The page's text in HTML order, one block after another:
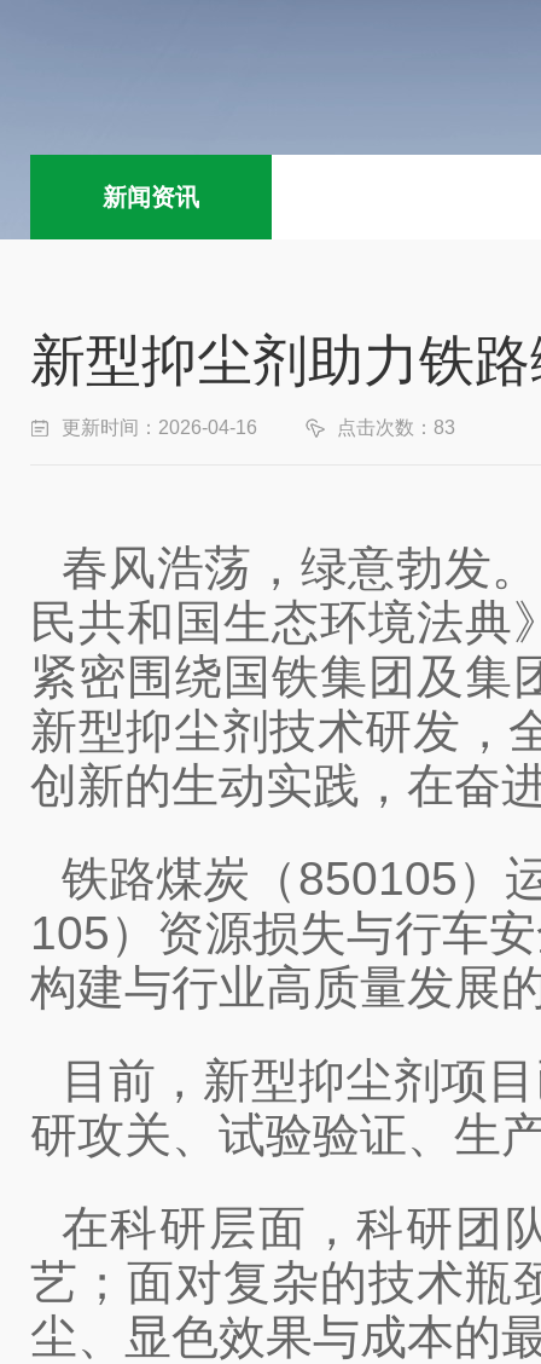
新闻资讯
新型抑尘剂助力铁
更新时间：2026-04-16 点击次数：83
春风浩荡，绿意勃发
民共和国生态环境法典
紧密围绕国铁集团及集
新型抑尘剂技术研发，
创新的生动实践，在奋
铁路煤炭（850105）
105）资源损失与行车
构建与行业高质量发展
目前，新型抑尘剂项
研攻关、试验验证、生
在科研层面，科研团
艺；面对复杂的技术瓶
尘、显色效果与成本的